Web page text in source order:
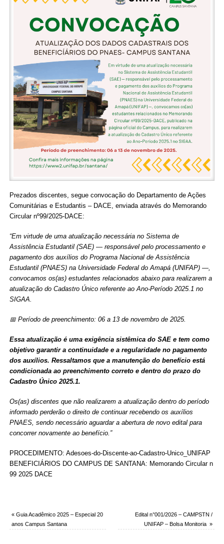
Prezados discentes, segue convocação do Departamento de Ações
Comunitárias e Estudantis – DACE, enviada através do Memorando
Circular nº99/2025-DACE:
“Em virtude de uma atualização necessária no Sistema de
Assistência Estudantil (SAE) — responsável pelo processamento e
pagamento dos auxílios do Programa Nacional de Assistência
Estudantil (PNAES) na Universidade Federal do Amapá (UNIFAP) —,
convocamos os(as) estudantes relacionados abaixo para realizarem a
atualização do Cadastro Único referente ao Ano-Período 2025.1 no
SIGAA.
📅 Período de preenchimento: 06 a 13 de novembro de 2025.
Essa atualização é uma exigência sistêmica do SAE e tem como
objetivo garantir a continuidade e a regularidade no pagamento
dos auxílios. Ressaltamos que a manutenção do benefício está
condicionada ao preenchimento correto e dentro do prazo do
Cadastro Único 2025.1.
Os(as) discentes que não realizarem a atualização dentro do período
informado perderão o direito de continuar recebendo os auxílios
PNAES, sendo necessário aguardar a abertura de novo edital para
concorrer novamente ao benefício.”
PROCEDIMENTO: Adesoes-do-Discente-ao-Cadastro-Unico_UNIFAP
BENEFICIÁRIOS DO CAMPUS DE SANTANA: Memorando Circular n
99 2025 DACE
«Guia Acadêmico 2025 – Especial 20
anos Campus Santana
Edital n°001/2026 – CAMPSTN /
UNIFAP – Bolsa Monitoria»